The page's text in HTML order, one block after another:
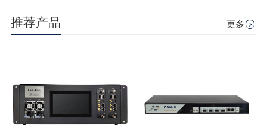
推荐产品 更多